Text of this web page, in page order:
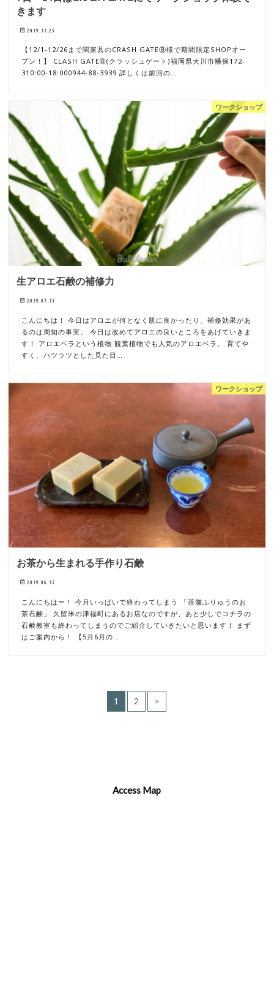
きます
2019.11.25
【12/1-12/26まで関家具のCRASH GATE⑧様で期間限定SHOPオー
プン！】 CLASH GATE➇(クラッシュゲート)福岡県大川市幡保172-
310:00-18:000944-88-3939 詳しくは前回の…
ワークショップ
生アロエ石鹸の補修力
2019.07.15
こんにちは！ 今日はアロエが何となく肌に良かったり、補修効果があ
るのは周知の事実。 今日は改めてアロエの良いところをあげていきま
す！ アロエベラという植物 観葉植物でも人気のアロエベラ。 育てや
すく、ハツラツとした見た目…
ワークショップ
お茶から生まれる手作り石鹸
2019.06.15
こんにちはー！ 今月いっぱいで終わってしまう 「茶舗ふりゅうのお
茶石鹸」 久留米の津福町にあるお店なのですが、あと少しでコチラの
石鹸教室も終わってしまうのでご紹介していきたいと思います！ まず
はご案内から！ 【5月6月の…
1 2 >
Access Map